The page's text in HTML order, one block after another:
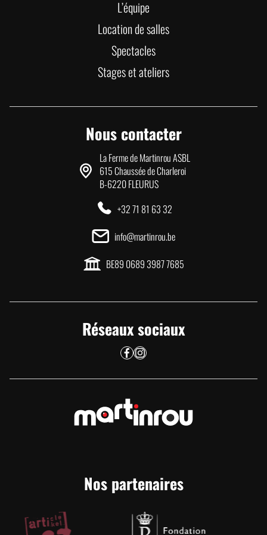
L’équipe
Location de salles
Spectacles
Stages et ateliers
Nous contacter
La Ferme de Martinrou ASBL
615 Chaussée de Charleroi
B-6220 FLEURUS
+32 71 81 63 32
info@martinrou.be
BE89 0689 3987 7685
Réseaux sociaux
Nos partenaires